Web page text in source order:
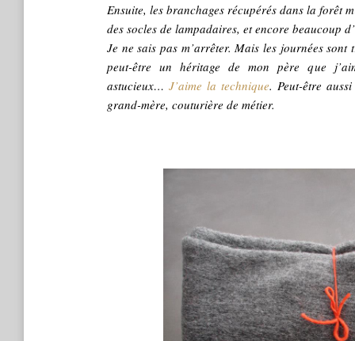
Ensuite, les branchages récupérés dans la forêt
des socles de lampadaires, et encore beaucoup
Je ne sais pas m’arrêter. Mais les journées
peut-être un héritage de mon père que
astucieux… J’aime la technique. Peut-être
grand-mère, couturière de métier.